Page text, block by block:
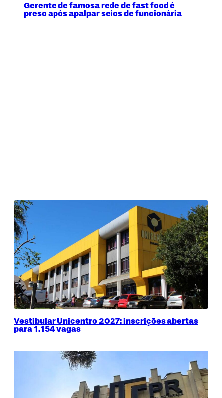
Gerente de famosa rede de fast food é
preso após apalpar seios de funcionária
Vestibular Unicentro 2027: inscrições abertas
para 1.154 vagas